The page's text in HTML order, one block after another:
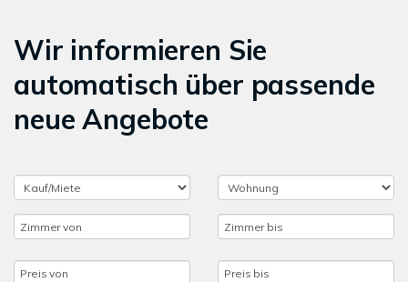
Wir informieren Sie
automatisch über passende
neue Angebote